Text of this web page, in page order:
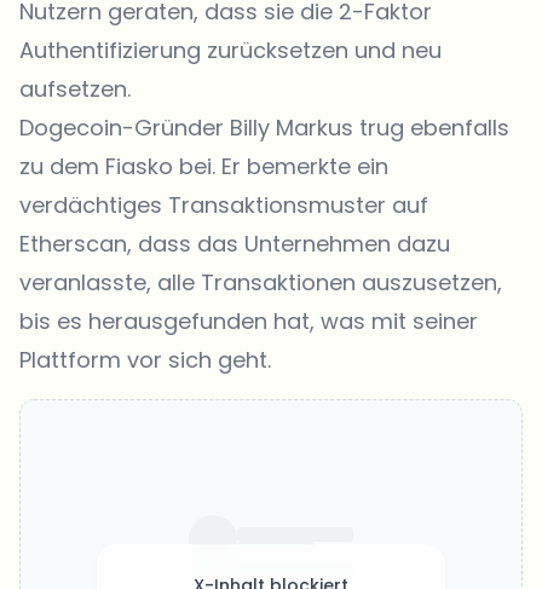
Nutzern geraten, dass sie die 2-Faktor
Authentifizierung zurücksetzen und neu
aufsetzen.
Dogecoin-Gründer Billy Markus trug ebenfalls
zu dem Fiasko bei. Er bemerkte ein
verdächtiges Transaktionsmuster auf
Etherscan, dass das Unternehmen dazu
veranlasste, alle Transaktionen auszusetzen,
bis es herausgefunden hat, was mit seiner
Plattform vor sich geht.